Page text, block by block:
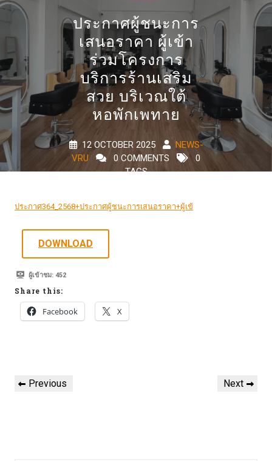
ประกาศผู้ชนะการ
เสนอราคา ผู้เข้า
ร่วมโครงการ
บริการร้านเสริม
สวย บริเวณใต้
หอพักเพทาย
12 OCTOBER 2025
NEWS-
VRU
0 COMMENTS
0
TAGS
ประกาศ364_2568+ประกาศผู้ชนะการเสนอราคา+ผู้เข้
DOWNLOAD
ผู้เข้าชม: 452
Share this:
Facebook X
Previous Next